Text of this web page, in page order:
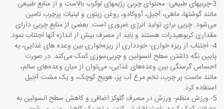
3-چربیهای طبیعی- محتوای چربی رژیمهای لوکرب بالاست و از منابع طبیعی
مانند گوشتها، ماهی، آجیل، آووکادو، روغن زیتون و لبنیات پرچرب تامین
می‌شود. چربی برای تولید انرژی ضروری است. بعضی از منابع چربی دارای
مقداری کربوهیدرات هستند و باید از مصرف بیش از اندازه آنها اجتناب نمود.
4- اجتناب از ریزه خواری- خودداری از ریزه‌خواری بین وعده های غذایی، به
پایین نگه داشتن سطح انسولین و چربی‌سوزی کمک می‌کند. در صورت
احساس گرسنگی بین وعده‌های غذایی، می‌توان از میان وعده‌های سالم،
مانند ماست پر چرب، تخم مرغ آب پز، هویج کوچک، و یک مشت آجیل
استفاده کرد.
5- ورزش منظم- ورزش در مصرف گلوکز اضافی و کاهش سطح انسولین به